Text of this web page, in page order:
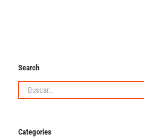
Search
Buscar:
Categories